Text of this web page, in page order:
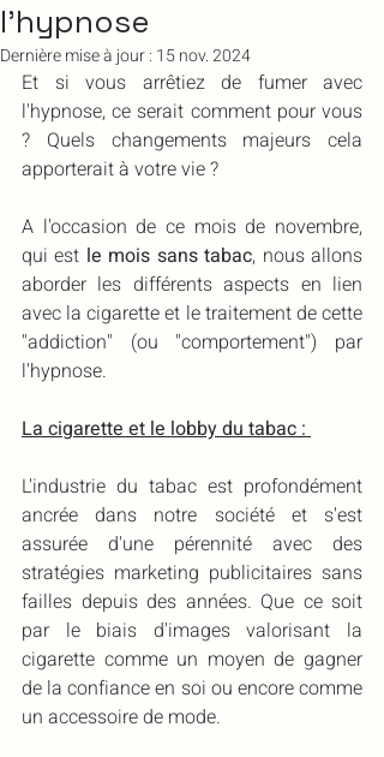
l'hypnose
Dernière mise à jour : 15 nov. 2024
Et si vous arrêtiez de fumer avec
l'hypnose, ce serait comment pour vous
? Quels changements majeurs cela
apporterait à votre vie ?
A l'occasion de ce mois de novembre,
qui est le mois sans tabac, nous allons
aborder les différents aspects en lien
avec la cigarette et le traitement de cette
"addiction" (ou "comportement") par
l'hypnose.
La cigarette et le lobby du tabac :
L'industrie du tabac est profondément
ancrée dans notre société et s'est
assurée d'une pérennité avec des
stratégies marketing publicitaires sans
failles depuis des années. Que ce soit
par le biais d'images valorisant la
cigarette comme un moyen de gagner
de la confiance en soi ou encore comme
un accessoire de mode.